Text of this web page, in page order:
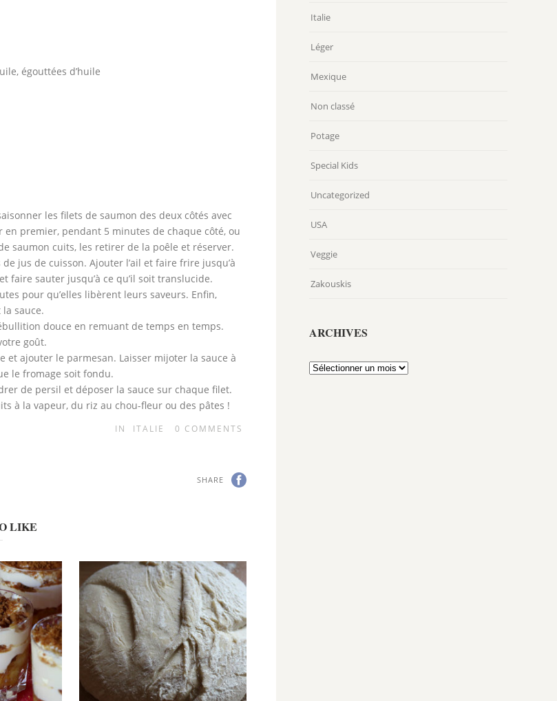
égouttées d’huile
les filets de saumon des deux côtés avec
premier, pendant 5 minutes de chaque côté, ou
saumon cuits, les retirer de la poêle et réserver.
jus de cuisson. Ajouter l’ail et faire frire jusqu’à
faire sauter jusqu’à ce qu’il soit translucide.
pour qu’elles libèrent leurs saveurs. Enfin,
sauce.
douce en remuant de temps en temps.
goût.
et ajouter le parmesan. Laisser mijoter la sauce à
le fromage soit fondu.
de persil et déposer la sauce sur chaque filet.
à la vapeur, du riz au chou-fleur ou des pâtes !
IN ITALIE 0 COMMENTS
SHARE
LIKE
Italie
Léger
Mexique
Non classé
Potage
Special Kids
Uncategorized
USA
Veggie
Zakouskis
ARCHIVES
Archives